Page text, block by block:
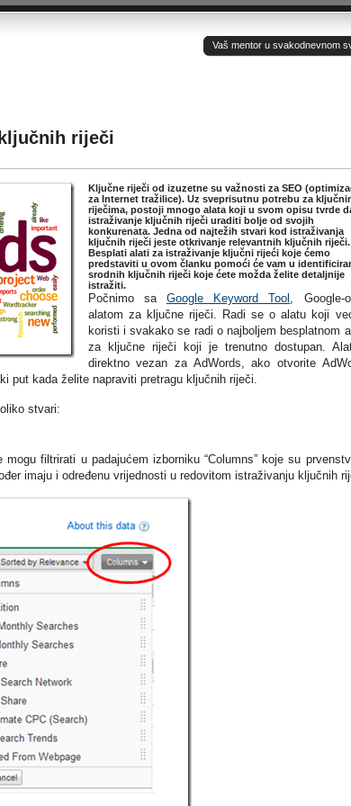
Vaš mentor u svakodnevnom
riječi
Ključne riječi od izuzetne su važnosti za SEO
za Internet tražilice). Uz sveprisutnu potrebu za
riječima, postoji mnogo alata koji u svom opisu tvrde
istraživanje ključnih riječi uraditi bolje od svojih
konkurenata. Jedna od najtežih stvari kod istraživanja
ključnih riječi jeste otkrivanje relevantnih ključnih riječi.
Besplati alati za istraživanje ključni rijeći koje ćemo
predstaviti u ovom članku pomoći će vam u
srodnih ključnih riječi koje ćete možda želite detaljnije
istražiti.
Počnimo sa Google Keyword Tool , Google-
alatom za ključne riječi. Radi se o alatu koji
koristi i svakako se radi o najboljem besplatnom
za ključne riječi koji je trenutno dostupan.
direktno vezan za AdWords, ako otvorite
put kada želite napraviti pretragu ključnih riječi.
stvari:
filtrirati u padajućem izborniku “Columns” koje su
imaju i određenu vrijednosti u redovitom istraživanju ključnih